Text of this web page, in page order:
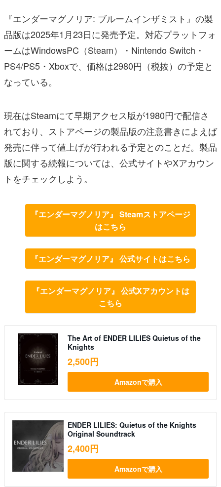
『エンダーマグノリア: ブルームインザミスト』の製
品版は2025年1月23日に発売予定。対応プラットフォ
ームはWindowsPC（Steam）・Nintendo Switch・
PS4/PS5・Xboxで、価格は2980円（税抜）の予定と
なっている。
現在はSteamにて早期アクセス版が1980円で配信さ
れており、ストアページの製品版の注意書きによえば
発売に伴って値上げが行われる予定とのことだ。製品
版に関する続報については、公式サイトやXアカウン
トをチェックしよう。
『エンダーマグノリア』 Steamストアページ
はこちら
『エンダーマグノリア』 公式サイトはこちら
『エンダーマグノリア』 公式Xアカウントは
こちら
The Art of ENDER LILIES Quietus of the
Knights
2,500円
Amazonで購入
ENDER LILIES: Quietus of the Knights
Original Soundtrack
2,400円
Amazonで購入